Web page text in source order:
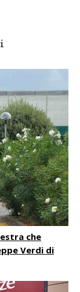
che
Verdi di